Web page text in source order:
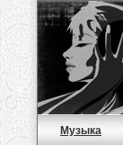
Музыка